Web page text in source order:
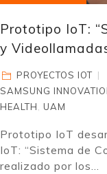
Prototipo IoT:
y
PROYECTOS IOT
SAMSUNG
HEALTH
UAM
Prototipo IoT
IoT: “Sistema de
realizado por los...